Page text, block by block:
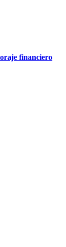
financiero